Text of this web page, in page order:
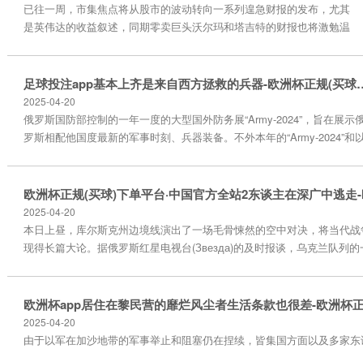
已往一周，市集焦点将从股市的波动转向一系列遑急财报的发布，尤其
是英伟达的收益叙述，同期零卖巨头沃尔玛和塔吉特的财报也将激勉温
期目的。克利夫兰联邦储备银行的金融褂讪会议和QCon海外软件缔造
会议也将是本周的亮点。 在资格了一周的股市波动后，投资者在已往一
周有了更多的空间来温雅英...
足球投注app基本上齐是
2025-04-20
俄罗斯国防部控制的一年一度的大型国外防务展“Army-2024”，旨在展示
罗斯相配他国度最新的军事时刻、兵器装备。不外本年的“Army-2024”和
迈足球投注app，在对乌拯救兵器方面太过吝啬。 乌克兰Army俄罗斯国防
部乌军防务展发布于：湖南省声明：该文不雅点仅代...
2025-04-20
本日上昼，库尔斯克州边境线演出了一场毛骨悚然的空中对决，将当代
现得长篇大论。据俄罗斯红星电视台(Звезда)的及时报谈，乌克兰队列
站，嘱托了柳叶刀自裁式无东谈主机引申精确打击任务，最终将这辆指
2025-04-20
由于以军在加沙地带的军事举止和阻塞仍在捏续，皆集国方面以及多家